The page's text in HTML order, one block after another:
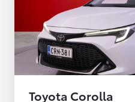
Toyota Corolla